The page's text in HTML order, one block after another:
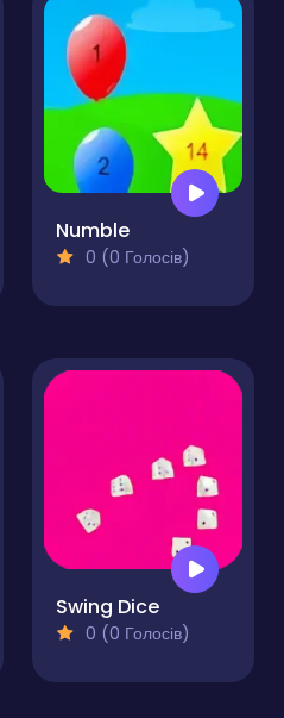
Numble
0 (0 Голосів)
Swing Dice
0 (0 Голосів)